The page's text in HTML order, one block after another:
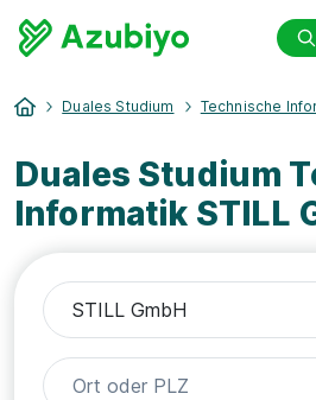
Duales Studium Technische
Duales Studium
Informatik STILL